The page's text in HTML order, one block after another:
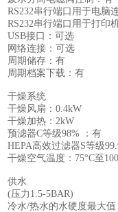
RS232串行端口用于电脑
RS232串行端口用于打印
USB接口：可选
网络连接：可选
周期储存：有
周期档案下载：有
干燥系统
干燥风扇：0.4kW
干燥加热：2kW
预滤器C等级98% ：有
HEPA高效过滤器S等级
干燥空气温度：75°C至
供水
(压力1.5-5BAR)
冷水/热水的水硬度最大值